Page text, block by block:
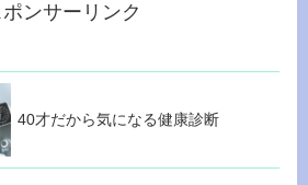
ポンサーリンク
40才だから気になる健康診断